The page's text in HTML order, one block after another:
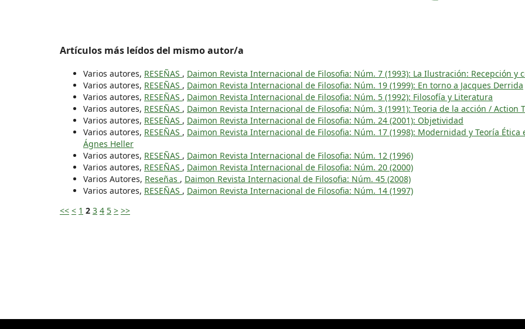
Artículos más leídos del mismo autor/a
Varios autores, RESEÑAS , Daimon Revista Internacional de Filosofia: Núm. 7 (1993): La Ilustración: Recepción y
Varios autores, RESEÑAS , Daimon Revista Internacional de Filosofia: Núm. 19 (1999): En torno a Jacques Derrida
Varios autores, RESEÑAS , Daimon Revista Internacional de Filosofia: Núm. 5 (1992): Filosofía y Literatura
Varios autores, RESEÑAS , Daimon Revista Internacional de Filosofia: Núm. 3 (1991): Teoria de la acción / Action
Varios autores, RESEÑAS , Daimon Revista Internacional de Filosofia: Núm. 24 (2001): Objetividad
Varios autores, RESEÑAS , Daimon Revista Internacional de Filosofia: Núm. 17 (1998): Modernidad y Teoría Ética
Ágnes Heller
Varios autores, RESEÑAS , Daimon Revista Internacional de Filosofia: Núm. 12 (1996)
Varios autores, RESEÑAS , Daimon Revista Internacional de Filosofia: Núm. 20 (2000)
Varios Autores, Reseñas , Daimon Revista Internacional de Filosofia: Núm. 45 (2008)
Varios autores, RESEÑAS , Daimon Revista Internacional de Filosofia: Núm. 14 (1997)
<< < 1 2 3 4 5 > >>